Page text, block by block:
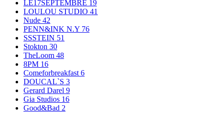
LE17SEPTEMBRE 19
LOULOU STUDIO 41
Nude 42
PENN&INK N.Y 76
SSSTEIN 51
Stokton 30
TheLoom 48
8PM 16
Comeforbreakfast 6
DOUCAL`S 3
Gerard Darel 9
Gia Studios 16
Good&Bad 2